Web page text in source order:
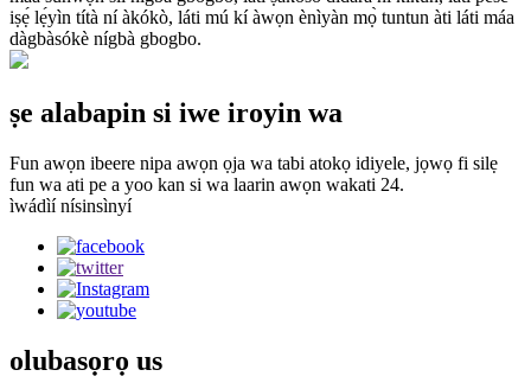
iṣẹ́ lẹ́yìn títà ní àkókò, láti mú kí àwọn ènìyàn mọ̀ tuntun àti láti máa
dàgbàsókè nígbà gbogbo.
ṣe alabapin si iwe iroyin wa
Fun awọn ibeere nipa awọn ọja wa tabi atokọ idiyele, jọwọ fi silẹ
fun wa ati pe a yoo kan si wa laarin awọn wakati 24.
ìwádìí nísinsìnyí
olubasọrọ us